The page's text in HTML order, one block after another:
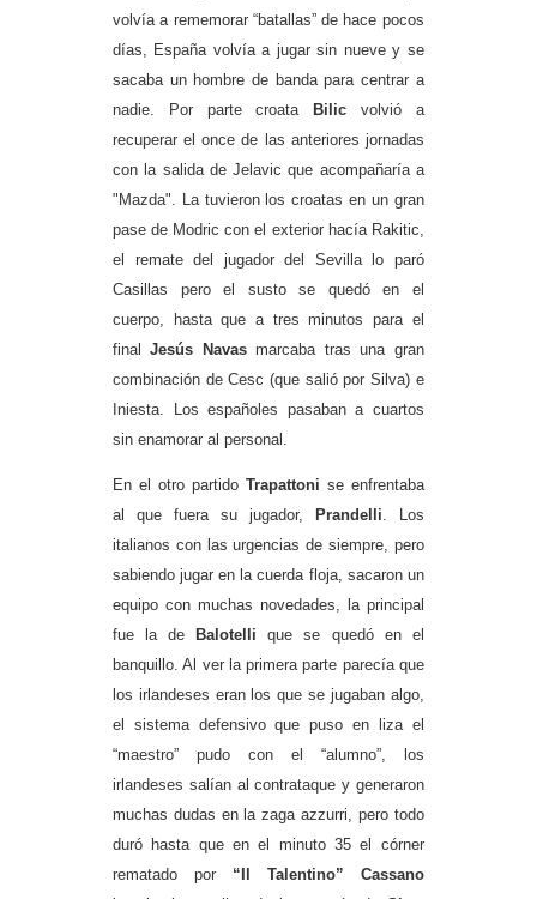
volvía a rememorar “batallas” de hace pocos
días, España volvía a jugar sin nueve y se
sacaba un hombre de banda para centrar a
nadie. Por parte croataBilic volvió a
recuperar el once de las anteriores jornadas
con la salida de Jelavic que acompañaría a
"Mazda". La tuvieron los croatas en un gran
pase de Modric con el exterior hacía Rakitic,
el remate del jugador del Sevilla lo paró
Casillas pero el susto se quedó en el
cuerpo, hasta que a tres minutos para el
finalJesús Navasmarcaba tras una gran
combinación de Cesc (que salió por Silva) e
Iniesta. Los españoles pasaban a cuartos
sin enamorar al personal.
En el otro partido Trapattoni se enfrentaba
al que fuera su jugador,
Prandelli . Los
italianos con las urgencias de siempre, pero
sabiendo jugar en la cuerda floja, sacaron un
equipo con muchas novedades, la principal
fue la de
Balotelli que se quedó en el
banquillo. Al ver la primera parte parecía que
los irlandeses eran los que se jugaban algo,
el sistema defensivo que puso en liza el
“maestro” pudo con el “alumno”, los
irlandeses salían al contrataque y generaron
muchas dudas en la zaga azzurri, pero todo
duró hasta que en el minuto 35 el córner
rematado por “Il Talentino” Cassano